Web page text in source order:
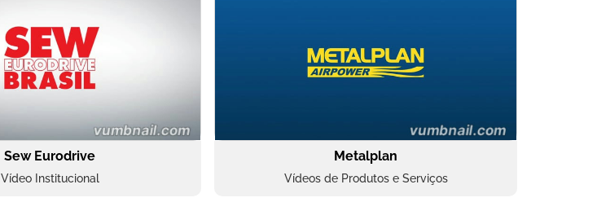
Sew Eurodrive
Vídeo Institucional
Metalplan
Vídeos de Produtos e Serviços